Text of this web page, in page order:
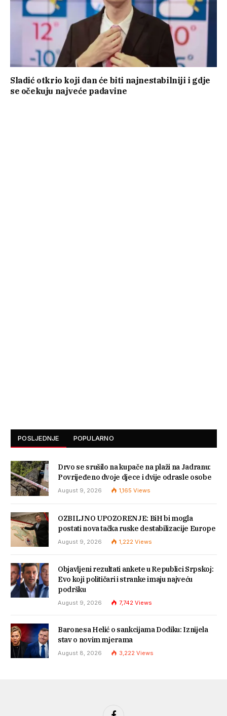
Sladić otkrio koji dan će biti najnestabilniji i gdje
se očekuju najveće padavine
POSLJEDNJE POPULARNO
Drvo se srušilo na kupače na plaži na Jadranu:
Povrijeđeno dvoje djece i dvije odrasle osobe
August 9, 2026 1,165 Views
OZBILJNO UPOZORENJE: BiH bi mogla
postati nova tačka ruske destabilizacije Europe
August 9, 2026 1,222 Views
Objavljeni rezultati ankete u Republici Srpskoj:
Evo koji političari i stranke imaju najveću
podršku
August 9, 2026 7,742 Views
Baronesa Helić o sankcijama Dodiku: Iznijela
stav o novim mjerama
August 8, 2026 3,222 Views